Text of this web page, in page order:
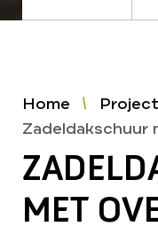
Home
Zadeldakschuur
MET